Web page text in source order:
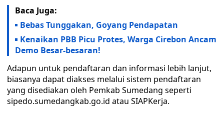
Baca Juga:
Bebas Tunggakan, Goyang Pendapatan
Kenaikan PBB Picu Protes, Warga Cirebon Ancam
Demo Besar-besaran!
Adapun untuk pendaftaran dan informasi lebih lanjut,
biasanya dapat diakses melalui sistem pendaftaran
yang disediakan oleh Pemkab Sumedang seperti
sipedo.sumedangkab.go.id atau SIAPKerja.